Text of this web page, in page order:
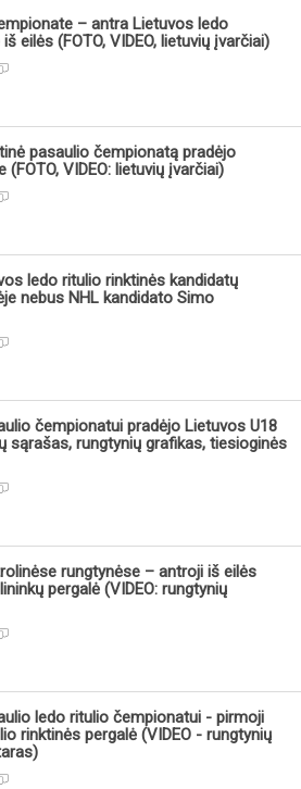
– antra Lietuvos ledo
eilės (FOTO, VIDEO, lietuvių įvarčiai)
pasaulio čempionatą pradėjo
(FOTO, VIDEO: lietuvių įvarčiai)
ledo ritulio rinktinės kandidatų
nebus NHL kandidato Simo
čempionatui pradėjo Lietuvos U18
sąrašas, rungtynių grafikas, tiesioginės
rungtynėse – antroji iš eilės
pergalė (VIDEO: rungtynių
ledo ritulio čempionatui - pirmoji
rinktinės pergalė (VIDEO - rungtynių